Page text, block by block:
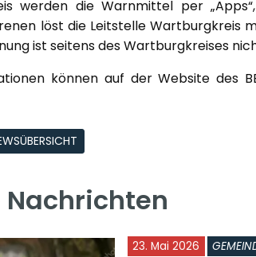
werden die Warnmittel per
löst die Leitstelle Wartburgkreis
ist seitens des Wartburgkreises
können auf der Website des
23. Mai 2026